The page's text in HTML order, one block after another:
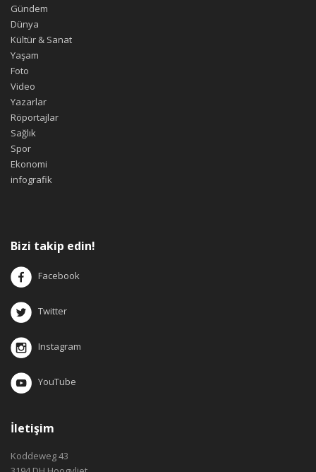
Gündem
Dünya
Kültür & Sanat
Yaşam
Foto
Video
Yazarlar
Röportajlar
Sağlık
Spor
Ekonomi
infografik
Bizi takip edin!
Facebook
Twitter
Instagram
YouTube
İletişim
Koddeweg 43